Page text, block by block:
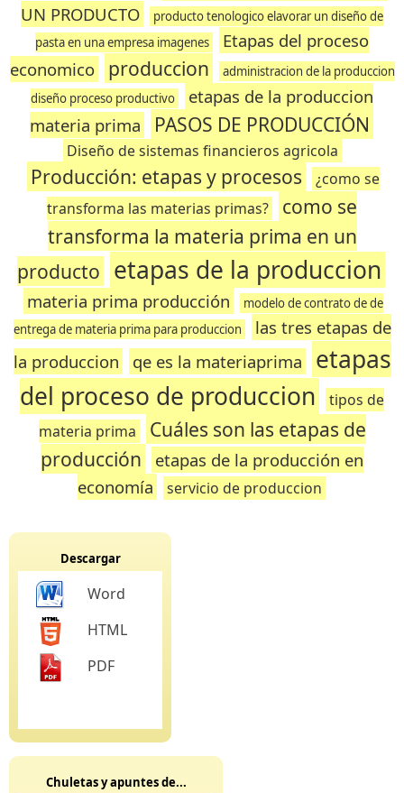
UN PRODUCTO
producto tenologico elavorar un diseño de
pasta en una empresa imagenes
Etapas del proceso
economico
produccion
administracion de la produccion
diseño proceso productivo
etapas de la produccion
materia prima
PASOS DE PRODUCCIÓN
Diseño de sistemas financieros agricola
Producción: etapas y procesos
¿como se
transforma las materias primas?
como se
transforma la materia prima en un
producto etapas de la produccion
materia prima producción
modelo de contrato de de
entrega de materia prima para produccion
las tres etapas de
la produccion
qe es la materiaprima
etapas
del proceso de produccion
tipos de
materia prima
Cuáles son las etapas de
producción
etapas de la producción en
economía
servicio de produccion
Descargar
Word
HTML
PDF
Chuletas y apuntes de...